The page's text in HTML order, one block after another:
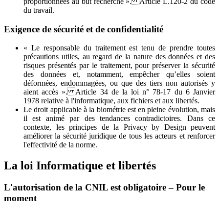
du travail.
Exigence de sécurité et de confidentialité
« Le responsable du traitement est tenu de prendre toutes
précautions utiles, au regard de la nature des données et des
risques présentés par le traitement, pour préserver la sécurité
des données et, notamment, empêcher qu’elles soient
déformées, endommagées, ou que des tiers non autorisés y
aient accès ». Article 34 de la loi n° 78-17 du 6 Janvier
1978 relative à l'informatique, aux fichiers et aux libertés.
Le droit applicable à la biométrie est en pleine évolution, mais
il est animé par des tendances contradictoires. Dans ce
contexte, les principes de la Privacy by Design peuvent
améliorer la sécurité juridique de tous les acteurs et renforcer
l'effectivité de la norme.
La loi Informatique et libertés
L'autorisation de la CNIL est obligatoire – Pour le
moment